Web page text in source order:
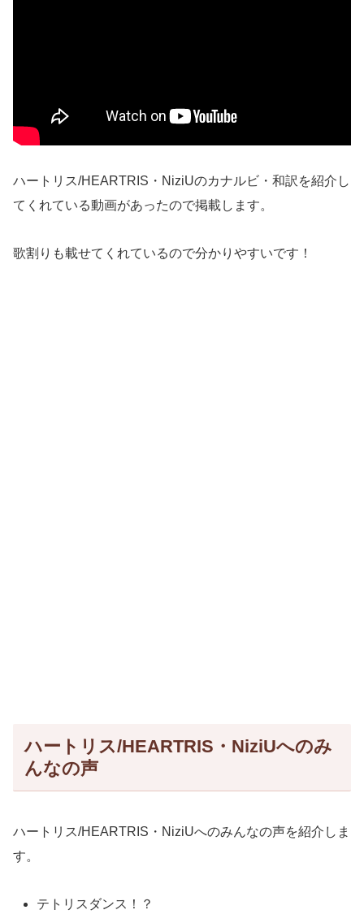
ハートリス/HEARTRIS・NiziUのカナルビ・和訳を紹介し
てくれている動画があったので掲載します。
歌割りも載せてくれているので分かりやすいです！
ハートリス/HEARTRIS・NiziUへのみ
んなの声
ハートリス/HEARTRIS・NiziUへのみんなの声を紹介しま
す。
テトリスダンス！？